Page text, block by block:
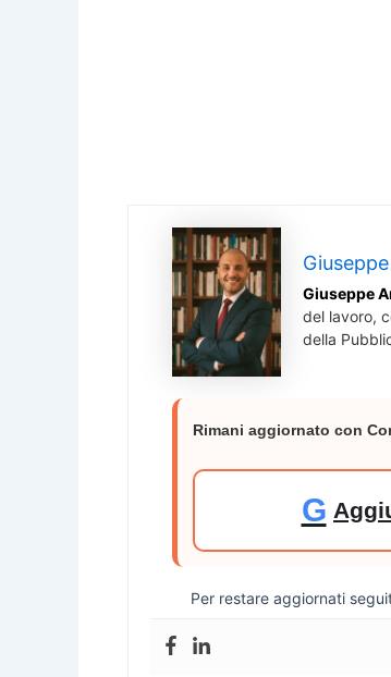
Giuseppe
del lavoro,
della
Rimani aggiornato con
G
Per restare aggiornati